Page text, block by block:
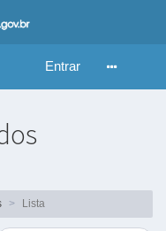
Entrar
Lista